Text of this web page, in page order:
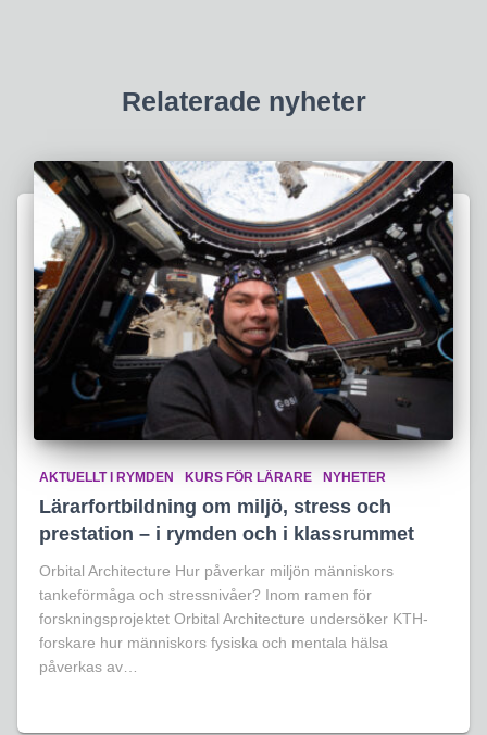
Relaterade nyheter
AKTUELLT I RYMDEN KURS FÖR LÄRARE NYHETER
Lärarfortbildning om miljö, stress och
prestation – i rymden och i klassrummet
Orbital Architecture Hur påverkar miljön människors
tankeförmåga och stressnivåer? Inom ramen för
forskningsprojektet Orbital Architecture undersöker KTH-
forskare hur människors fysiska och mentala hälsa
påverkas av…